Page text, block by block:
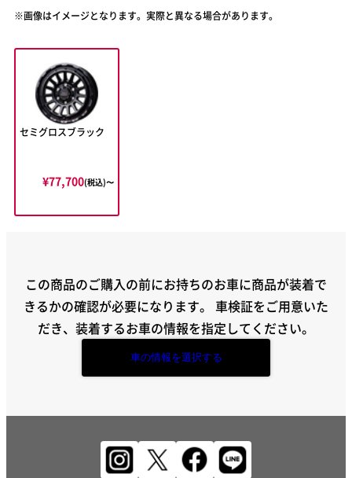
※画像はイメージとなります。実際と異なる場合があります。
セミグロスブラック
¥77,700(税込)〜
この商品のご購入の前にお持ちのお車に商品が装着で
きるかの確認が必要になります。 車検証をご用意いた
だき、装着するお車の情報を指定してください。
車の情報を選択する